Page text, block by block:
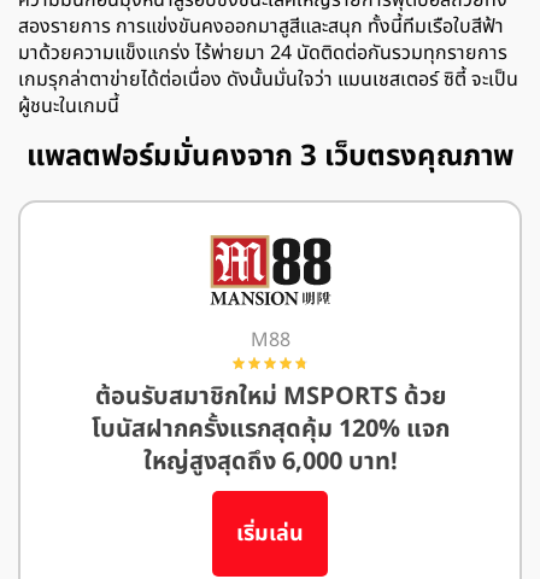
สองรายการ การแข่งขันคงออกมาสูสีและสนุก ทั้งนี้ทีมเรือใบสีฟ้า
มาด้วยความแข็งแกร่ง ไร้พ่ายมา 24 นัดติดต่อกันรวมทุกรายการ
เกมรุกล่าตาข่ายได้ต่อเนื่อง ดังนั้นมั่นใจว่า แมนเชสเตอร์ ซิตี้ จะเป็น
ผู้ชนะในเกมนี้
แพลตฟอร์มมั่นคงจาก 3 เว็บตรงคุณภาพ
M88
ต้อนรับสมาชิกใหม่ MSPORTS ด้วย
โบนัสฝากครั้งแรกสุดคุ้ม 120% แจก
ใหญ่สูงสุดถึง 6,000 บาท!
เริ่มเล่น